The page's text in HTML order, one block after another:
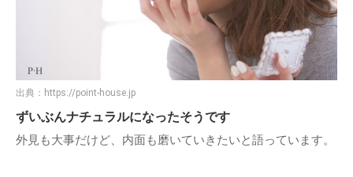
出典： https://point-house.jp
ずいぶんナチュラルになったそうです
外見も大事だけど、内面も磨いていきたいと語っています。